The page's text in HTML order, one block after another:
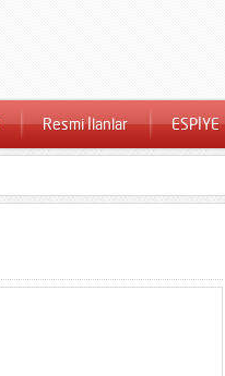
Resmi İlanlar ESPİYE